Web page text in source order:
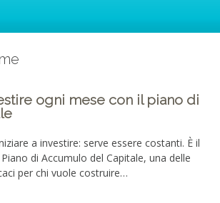
ogni mese con il piano di
a investire: serve essere costanti. È il
di Accumulo del Capitale, una delle
per chi vuole costruire…